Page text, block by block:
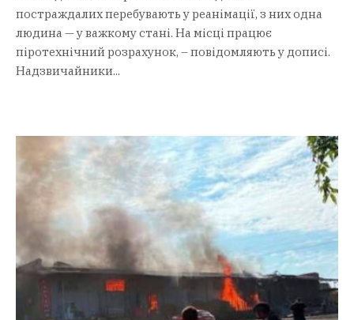
постраждалих перебувають у реанімації, з них одна
людина — у важкому стані. На місці працює
піротехнічний розрахунок, – повідомляють у дописі.
Надзвичайники...